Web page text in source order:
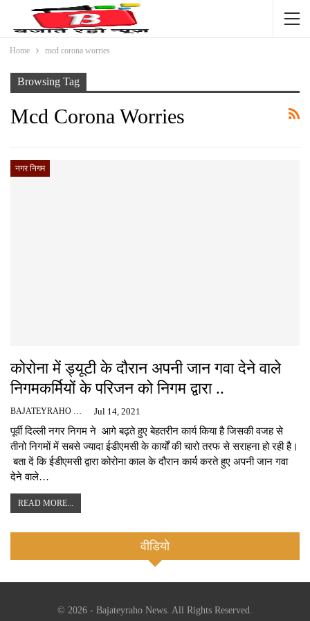
Home mcd corona worries
Browsing Tag
Mcd Corona Worries
नगर निगम
कोरोना में ड्यूटी के दौरान अपनी जान गवा देने वाले
निगमकर्मियों के परिजन को निगम द्वारा ..
BAJATEYRAHO NEWS Jul 14, 2021
पूर्वी दिल्ली नगर निगम ने आगे बढ़ते हुए बेहतरीन कार्य किया है जिसकी वजह से
तीनो निगमों में सबसे ज्यादा ईडीएमसी के कार्यों की चारो तरफ से सराहना हो रही है।
बता दें कि ईडीएमसी द्वारा कोरोना काल के दौरान कार्य करते हुए अपनी जान गवा
देने वाले…
READ MORE...
वीडियो
© 2026 - Bajateyraho News. All Rights Reserved.